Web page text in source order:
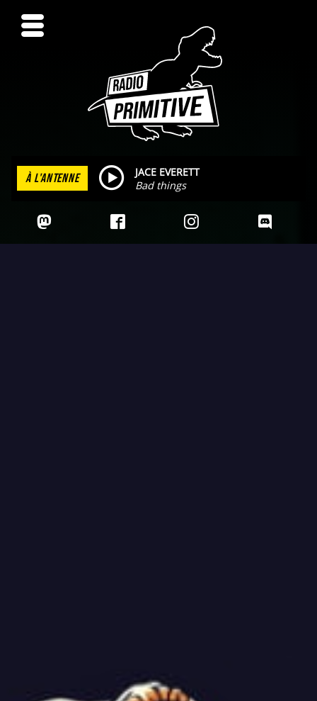
À L'ANTENNE
JACE EVERETT
Bad things